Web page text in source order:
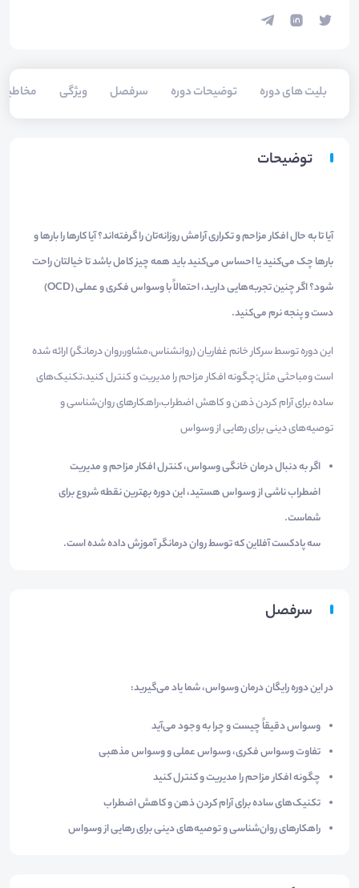
بلیت های دوره توضیحات دوره سرفصل ویژگی
توضیحات
آیا تا به حال افکار مزاحم و تکراری آرامش روزانه‌تان را گرفته‌اند؟ آیا کارها را بارها و
بارها چک می‌کنید یا احساس می‌کنید باید همه چیز کامل باشد تا خیالتان راحت
شود؟ اگر چنین تجربه‌هایی دارید، احتمالاً با وسواس فکری و عملی (OCD)
دست و پنجه نرم می‌کنید.
این دوره توسط سرکار خانم غفاریان (روانشناس،مشاور،روان درمانگر) ارائه شده
است ومباحثی مثل;چگونه افکار مزاحم را مدیریت و کنترل کنید،تکنیک‌های
ساده برای آرام کردن ذهن و کاهش اضطراب،راهکارهای روان‌شناسی و
توصیه‌های دینی برای رهایی از وسواس
اگر به دنبال درمان خانگی وسواس، کنترل افکار مزاحم و مدیریت
اضطراب ناشی از وسواس هستید، این دوره بهترین نقطه شروع برای
شماست.
سه پادکست آفلاین که توسط روان درمانگر آموزش داده شده است.
سرفصل
در این دوره رایگان درمان وسواس، شما یاد می‌گیرید:
وسواس دقیقاً چیست و چرا به وجود می‌آید
تفاوت وسواس فکری، وسواس عملی و وسواس مذهبی
چگونه افکار مزاحم را مدیریت و کنترل کنید
تکنیک‌های ساده برای آرام کردن ذهن و کاهش اضطراب
راهکارهای روان‌شناسی و توصیه‌های دینی برای رهایی از وسواس